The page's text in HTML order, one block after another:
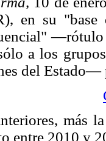
en su
—rótulo
a los
del
más
entre 2010 y